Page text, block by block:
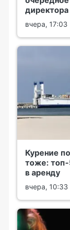
вчера, 17:03
Курение
тоже: топ-
в аренду
вчера, 10:33